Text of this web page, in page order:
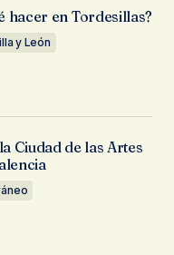
hacer en Tordesillas?
y León
Ciudad de las Artes